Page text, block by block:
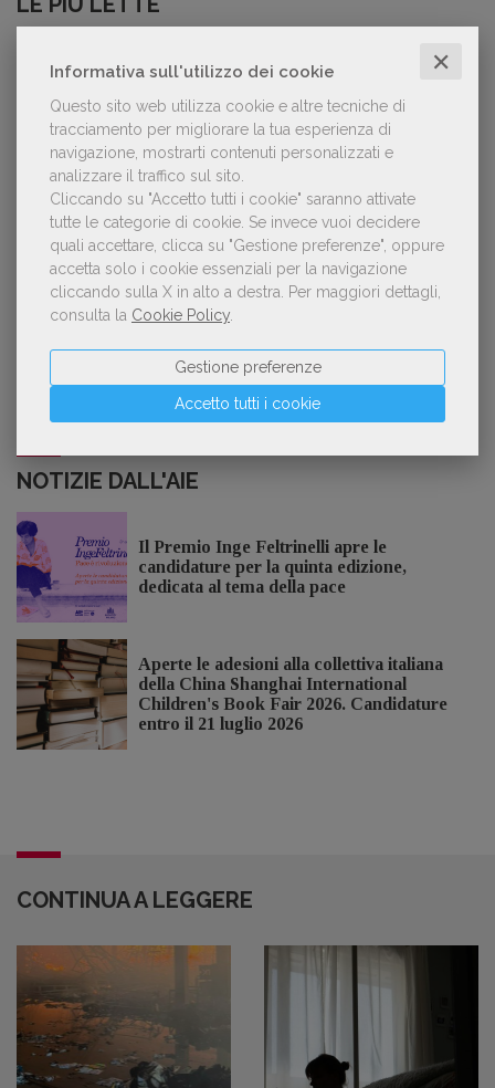
Informativa sull'utilizzo dei cookie ✕
Questo sito web utilizza cookie e altre tecniche di
tracciamento per migliorare la tua esperienza di
navigazione, mostrarti contenuti personalizzati e
analizzare il traffico sul sito.
Cliccando su "Accetto tutti i cookie" saranno attivate
tutte le categorie di cookie. Se invece vuoi decidere
quali accettare, clicca su "Gestione preferenze", oppure
accetta solo i cookie essenziali per la navigazione
cliccando sulla X in alto a destra.
Per maggiori dettagli,
consulta la Cookie Policy
Accetto tutti i cookie
Gestione preferenze
Forse è il momento di cambiare prospettiva
sull’intelligenza artificiale
Kobo ha rifiutato il 45% dei testi ricevuti per
sospetto utilizzo dell’IA
«La voce umana? Ha un valore aggiunto
manager ebook e audiolibri
NOTIZIE DALL'AIE
Il Premio Inge Feltrinelli apre le
candidature per la quinta edizione,
dedicata al tema della pace
Aperte le adesioni alla collettiva italiana
della China Shanghai International
Children's Book Fair 2026. Candidature
entro il 21 luglio 2026
CONTINUA A LEGGERE